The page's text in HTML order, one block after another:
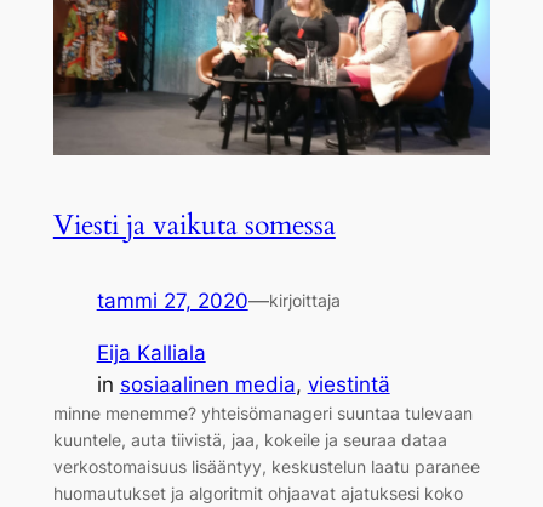
Viesti ja vaikuta somessa
tammi 27, 2020—kirjoittaja
Eija Kalliala
in sosiaalinen media, viestintä
minne menemme? yhteisömanageri suuntaa tulevaan
kuuntele, auta tiivistä, jaa, kokeile ja seuraa dataa
verkostomaisuus lisääntyy, keskustelun laatu paranee
huomautukset ja algoritmit ohjaavat ajatuksesi koko